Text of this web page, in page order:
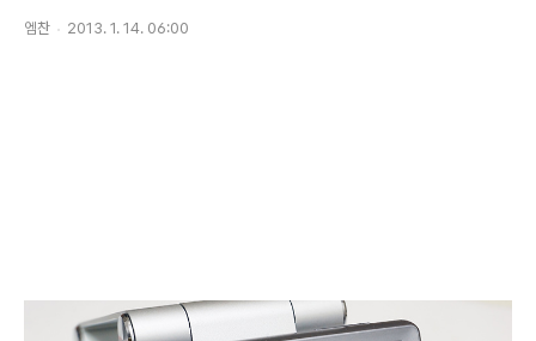
엠찬 2013. 1. 14. 06:00